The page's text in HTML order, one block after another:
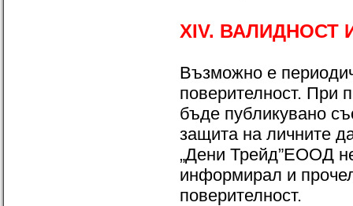
XIV. ВАЛИДНОСТ
Възможно е
поверителност. При
бъде публикувано
защита на личните
„Дени Трейд”ЕООД
информирал и
поверителност.